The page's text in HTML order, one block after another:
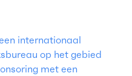
internationaal
op het gebied
met een